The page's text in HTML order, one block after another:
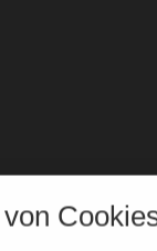
alle verwendeten